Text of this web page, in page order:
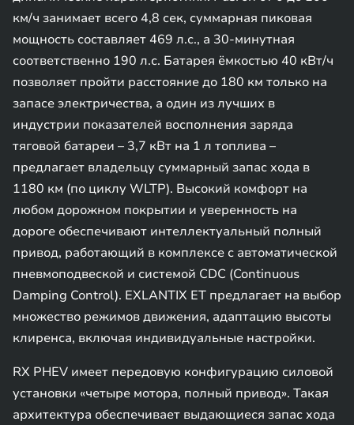
км/ч занимает всего 4,8 сек, суммарная пиковая
мощность составляет 469 л.с., а 30-минутная
соответственно 190 л.с. Батарея ёмкостью 40 кВт/ч
позволяет пройти расстояние до 180 км только на
запасе электричества, а один из лучших в
индустрии показателей восполнения заряда
тяговой батареи – 3,7 кВт на 1 л топлива –
предлагает владельцу суммарный запас хода в
1180 км (по циклу WLTP). Высокий комфорт на
любом дорожном покрытии и уверенность на
дороге обеспечивают интеллектуальный полный
привод, работающий в комплексе с автоматической
пневмоподвеской и системой CDC (Continuous
Damping Control). EXLANTIX ET предлагает на выбор
множество режимов движения, адаптацию высоты
клиренса, включая индивидуальные настройки.
RX PHEV имеет передовую конфигурацию силовой
установки «четыре мотора, полный привод». Такая
архитектура обеспечивает выдающиеся запас хода